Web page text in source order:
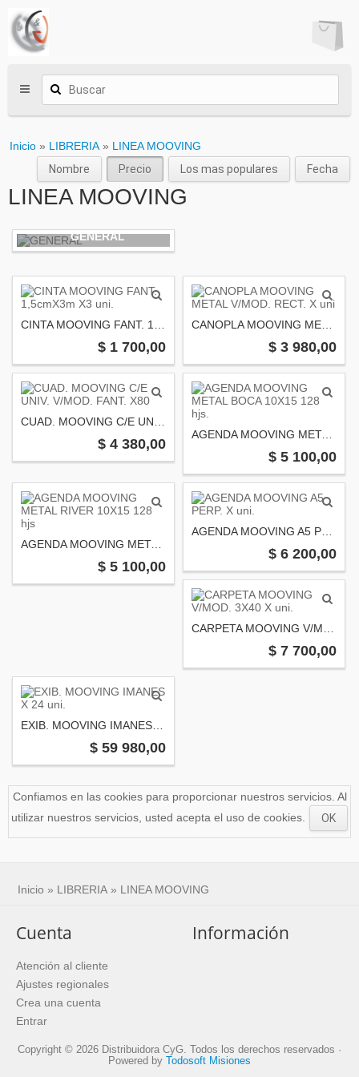
Inicio » LIBRERIA » LINEA MOOVING
Nombre
Precio Los mas populares Fecha
LINEA MOOVING
GENERAL
$ 1 700,00 $ 3 980,00
$ 4 380,00
AGENDA MOOVING METAL BOCA 10X15 128 hjs.
$ 5 100,00
AGENDA MOOVING METAL RIVER 10X15 128 hjs
$ 5 100,00
$ 6 200,00
$ 7 700,00
$ 59 980,00
Confiamos en las cookies para proporcionar nuestros servicios. Al
utilizar nuestros servicios, usted acepta el uso de cookies.
OK
Inicio » LIBRERIA » LINEA MOOVING
Cuenta
Atención al cliente
Ajustes regionales
Crea una cuenta
Entrar
Información
Copyright © 2026 Distribuidora CyG. Todos los derechos reservados ·
Powered by
Todosoft Misiones